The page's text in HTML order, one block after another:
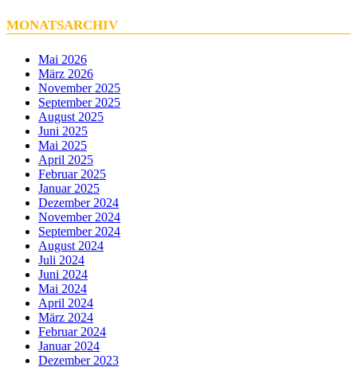
MONATSARCHIV
Mai 2026
März 2026
November 2025
September 2025
August 2025
Juni 2025
Mai 2025
April 2025
Februar 2025
Januar 2025
Dezember 2024
November 2024
September 2024
August 2024
Juli 2024
Juni 2024
Mai 2024
April 2024
März 2024
Februar 2024
Januar 2024
Dezember 2023